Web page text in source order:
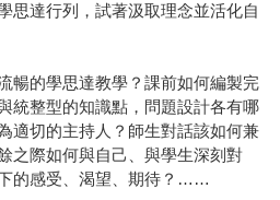
達行列，試著汲取理念並活化自
暢的學思達教學？課前如何編製完
統整型的知識點，問題設計各有哪
適切的主持人？師生對話該如何兼
之際如何與自己、與學生深刻對
的感受、渴望、期待？……